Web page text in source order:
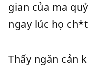
gian của ma
ngay lúc họ
Thấy ngăn cản